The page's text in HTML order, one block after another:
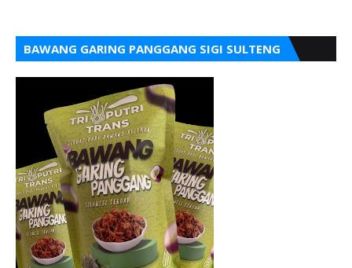
BAWANG GARING PANGGANG SIGI SULTENG